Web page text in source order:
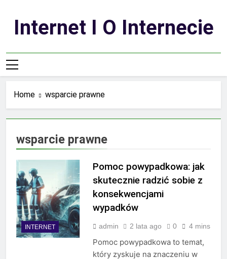
contentInternet I O Internecie
Home wsparcie prawne
wsparcie prawne
INTERNET
Pomoc powypadkowa: jak
skutecznie radzić sobie z
konsekwencjami
wypadków
admin 2 lata ago 0 4 mins
Pomoc powypadkowa to temat,
który zyskuje na znaczeniu w